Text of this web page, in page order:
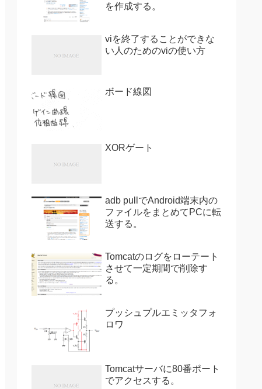
を作成する。
viを終了することができな
い人のためのviの使い方
ボード線図
XORゲート
adb pullでAndroid端末内の
ファイルをまとめてPCに転
送する。
Tomcatのログをローテート
させて一定期間で削除す
る。
プッシュプルエミッタフォ
ロワ
Tomcatサーバに80番ポート
でアクセスする。